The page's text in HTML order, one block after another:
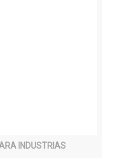
INDUSTRIAS